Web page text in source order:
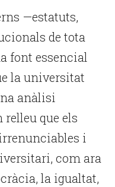
—estatuts,
de tota
font essencial
la universitat
anàlisi
que els
i
com ara
la igualtat,